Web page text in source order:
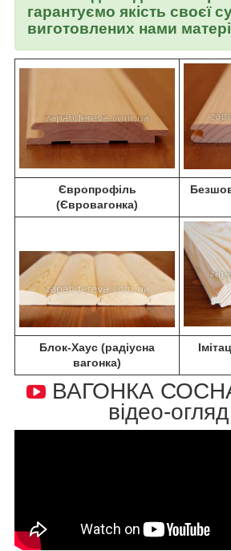
гарантуємо якість своєї
виготовлених нами
Європрофіль
(Євровагонка)
Блок-Хаус (радіусна
вагонка)
ВАГОНКА
відео-огляд